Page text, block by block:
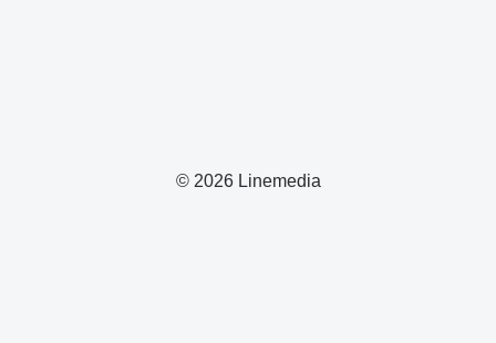
© 2026 Linemedia